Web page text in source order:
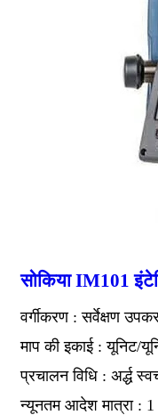
सोकिया IM101
वर्गीकरण : सर्वेक्षण
माप की इकाई : यूनिट/
प्रचालन विधि : अर्द्ध
न्यूनतम आदेश मात्रा : 1